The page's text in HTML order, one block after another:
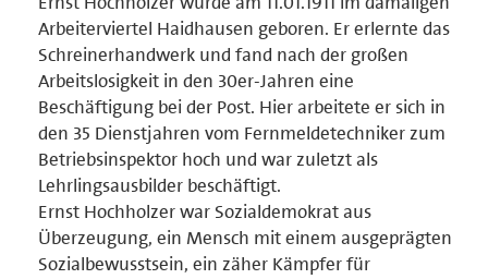
Arbeiterviertel Haidhausen geboren. Er erlernte das
Schreinerhandwerk und fand nach der großen
Arbeitslosigkeit in den 30er-Jahren eine
Beschäftigung bei der Post. Hier arbeitete er sich in
den 35 Dienstjahren vom Fernmeldetechniker zum
Betriebsinspektor hoch und war zuletzt als
Lehrlingsausbilder beschäftigt.
Ernst Hochholzer war Sozialdemokrat aus
Überzeugung, ein Mensch mit einem ausgeprägten
Sozialbewusstsein, ein zäher Kämpfer für